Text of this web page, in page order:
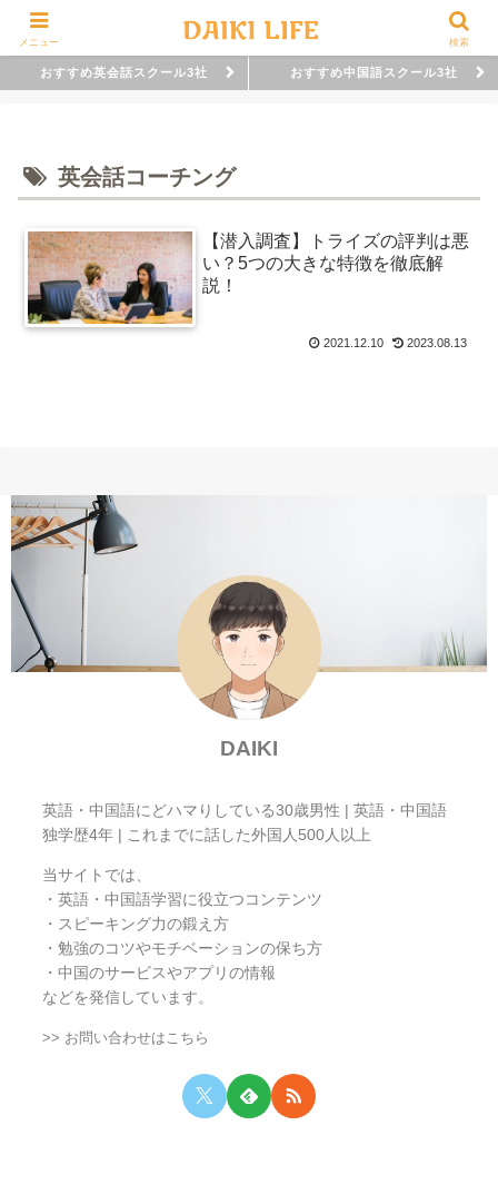
おすすめ英会話スクール3社 おすすめ中国語スクール3社
英会話コーチング
【潜入調査】トライズの評判は悪
い？5つの大きな特徴を徹底解
説！
2021.12.10 2023.08.13
DAIKI
英語・中国語にどハマりしている30歳男性 | 英語・中国語
独学歴4年 | これまでに話した外国人500人以上
当サイトでは、
・英語・中国語学習に役立つコンテンツ
・スピーキング力の鍛え方
・勉強のコツやモチベーションの保ち方
・中国のサービスやアプリの情報
などを発信しています。
>> お問い合わせはこちら
メニュー 検索